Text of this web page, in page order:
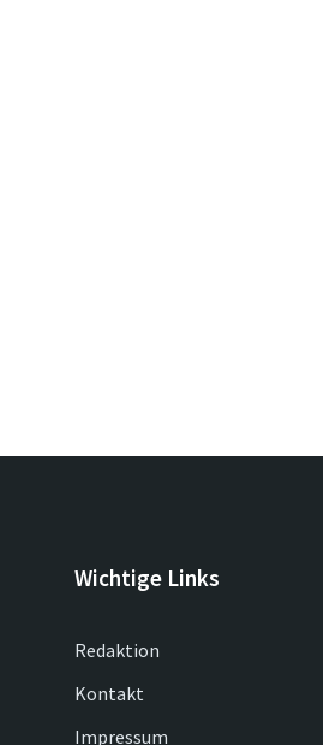
Wichtige Links
Redaktion
Kontakt
Impressum